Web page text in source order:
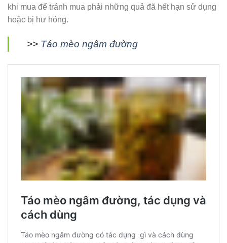
khi mua để tránh mua phải những quả đã hết hạn sử dụng
hoặc bị hư hỏng.
>> Táo mèo ngâm đường